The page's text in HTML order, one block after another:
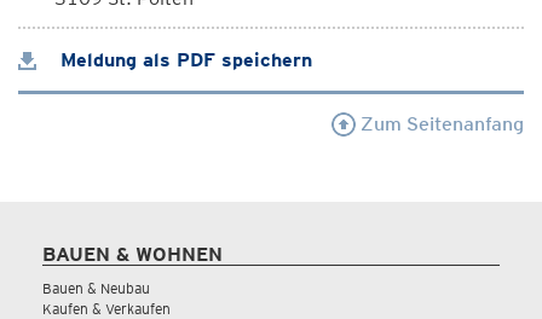
Meldung als PDF speichern
Zum Seitenanfang
BAUEN & WOHNEN
Bauen & Neubau
Kaufen & Verkaufen